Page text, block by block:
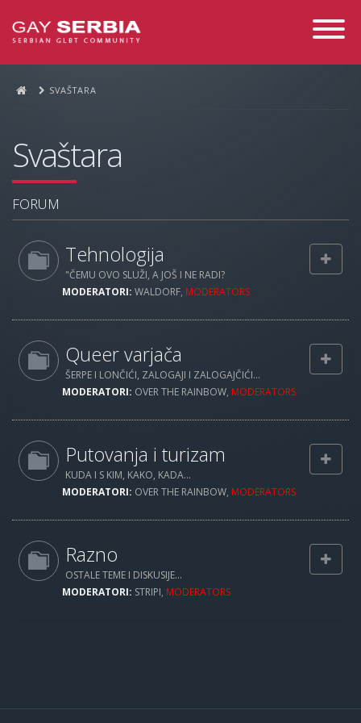
Toggle
SVAŠTARA
Svaštara
FORUM
Tehnologija
"ČEMU OVO SLUŽI, A JOŠ I NE RADI?
MODERATORI: WALDORF, MODERATORS
Queer varjača
ŠERPE I LONČIĆI, ZALOGAJI I ZALOGAJČIĆI...
MODERATORI: OVER THE RAINBOW, MODERATORS
Putovanja i turizam
KUDA I S KIM, KAKO, KADA...
MODERATORI: OVER THE RAINBOW, MODERATORS
Razno
OSTALE TEME I DISKUSIJE...
MODERATORI: STRIPI, MODERATORS